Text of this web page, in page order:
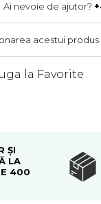
Ai nevoie de ajutor?
acestui
la Favorite
ȘI
LA
400